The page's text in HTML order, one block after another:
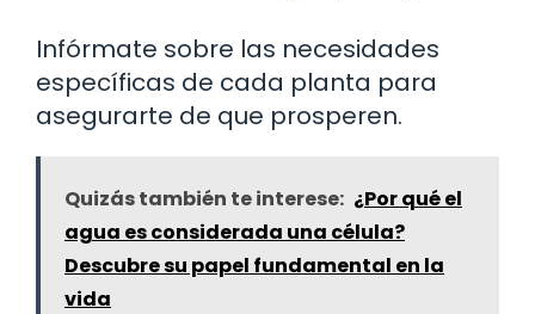
Infórmate sobre las necesidades
específicas de cada planta para
asegurarte de que prosperen.
Quizás también te interese: ¿Por qué el
agua es considerada una célula?
Descubre su papel fundamental en la
vida